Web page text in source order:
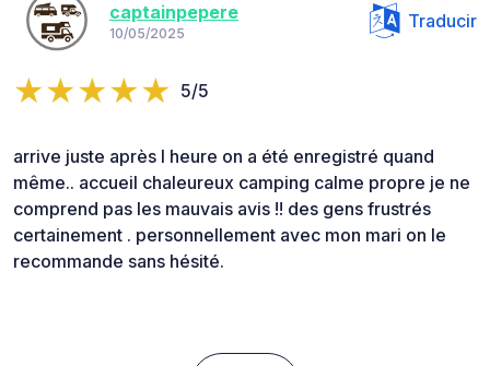
captainpepere
10/05/2025
Traducir
5/5
arrive juste après l heure on a été enregistré quand
même.. accueil chaleureux camping calme propre je ne
comprend pas les mauvais avis !! des gens frustrés
certainement . personnellement avec mon mari on le
recommande sans hésité.